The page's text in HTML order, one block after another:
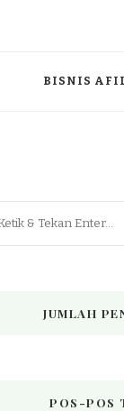
BISNIS
JUMLAH
POS-POS